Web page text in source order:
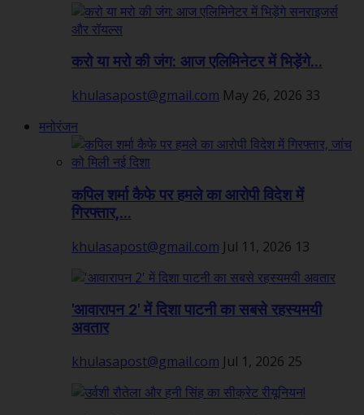
करो या मरो की जंग: आज एलिमिनेटर में भिड़ेंगे...
khulasapost@gmail.com May 26, 2026 33
मनोरंजन
कपिल शर्मा कैफे पर हमले का आरोपी विदेश में
गिरफ्तार,...
khulasapost@gmail.com Jul 11, 2026 13
'आवारापन 2' में दिशा पाटनी का सबसे रहस्यमयी
अवतार
khulasapost@gmail.com Jul 1, 2026 25